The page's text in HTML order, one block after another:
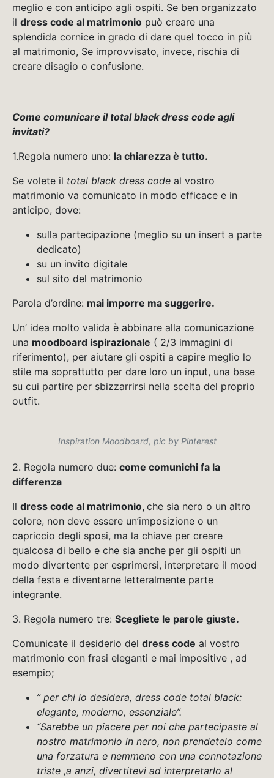
meglio e con anticipo agli ospiti. Se ben organizzato
il dress code al matrimonio può creare una
splendida cornice in grado di dare quel tocco in più
al matrimonio, Se improvvisato, invece, rischia di
creare disagio o confusione.
Come comunicare il total black dress code agli
invitati?
1.Regola numero uno: la chiarezza è tutto.
Se volete il total black dress code al vostro
matrimonio va comunicato in modo efficace e in
anticipo, dove:
sulla partecipazione (meglio su un insert a parte
dedicato)
su un invito digitale
sul sito del matrimonio
Parola d’ordine: mai imporre ma suggerire.
Un’ idea molto valida è abbinare alla comunicazione
una moodboard ispirazionale ( 2/3 immagini di
riferimento), per aiutare gli ospiti a capire meglio lo
stile ma soprattutto per dare loro un input, una base
su cui partire per sbizzarrirsi nella scelta del proprio
outfit.
Inspiration Moodboard, pic by Pinterest
2. Regola numero due: come comunichi fa la
differenza
Il dress code al matrimonio, che sia nero o un altro
colore, non deve essere un’imposizione o un
capriccio degli sposi, ma la chiave per creare
qualcosa di bello e che sia anche per gli ospiti un
modo divertente per esprimersi, interpretare il mood
della festa e diventarne letteralmente parte
integrante.
3. Regola numero tre: Scegliete le parole giuste.
Comunicate il desiderio del dress code al vostro
matrimonio con frasi eleganti e mai impositive , ad
esempio;
” per chi lo desidera, dress code total black:
elegante, moderno, essenziale”.
“Sarebbe un piacere per noi che partecipaste al
nostro matrimonio in nero, non prendetelo come
una forzatura e nemmeno con una connotazione
triste ,a anzi, divertitevi ad interpretarlo al